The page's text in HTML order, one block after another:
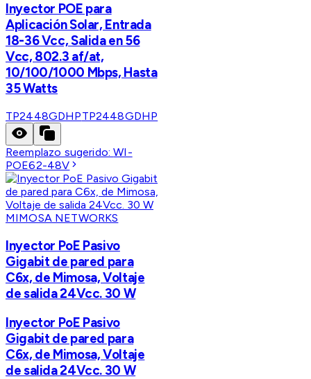
Inyector POE para
Aplicación Solar, Entrada
18-36 Vcc, Salida en 56
Vcc, 802.3 af/at,
10/100/1000 Mbps, Hasta
35 Watts
TP2448GDHPTP2448GDHP
Reemplazo sugerido:WI-
POE62-48V
MIMOSA NETWORKS
Inyector PoE Pasivo
Gigabit de pared para
C6x, de Mimosa, Voltaje
de salida 24Vcc. 30 W
Inyector PoE Pasivo
Gigabit de pared para
C6x, de Mimosa, Voltaje
de salida 24Vcc. 30 W